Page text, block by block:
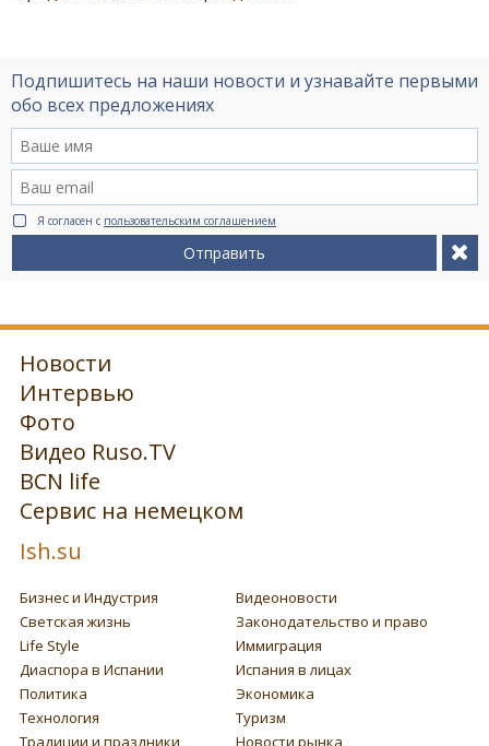
Подпишитесь на наши новости и узнавайте первыми
обо всех предложениях
Я согласен с пользовательским соглашением
Отправить
Новости
Интервью
Фото
Видео Ruso.TV
BCN life
Сервис на немецком
Ish.su
Бизнес и Индустрия
Видеоновости
Светская жизнь
Законодательство и право
Life Style
Иммиграция
Диаспора в Испании
Испания в лицах
Политика
Экономика
Технология
Туризм
Традиции и праздники
Новости рынка